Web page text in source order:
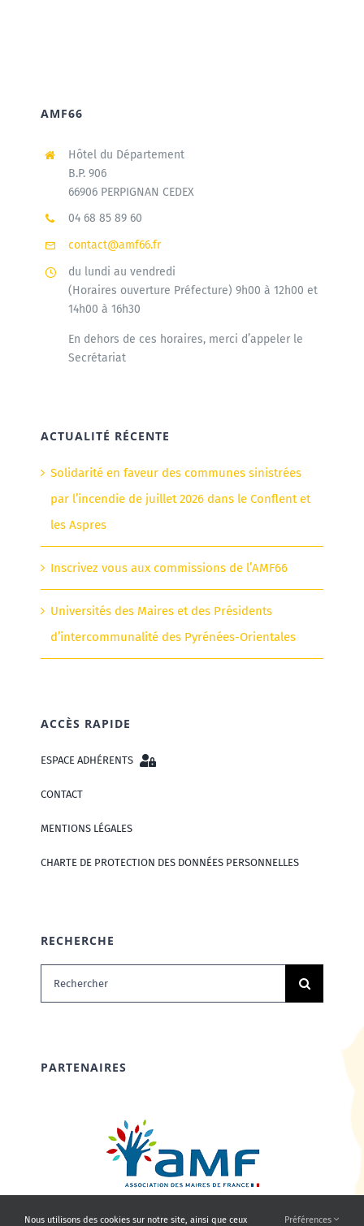
AMF66
Hôtel du Département
B.P. 906
66906 PERPIGNAN CEDEX
04 68 85 89 60
contact@amf66.fr
du lundi au vendredi
(Horaires ouverture Préfecture) 9h00 à 12h00 et
14h00 à 16h30
En dehors de ces horaires, merci d’appeler le
Secrétariat
ACTUALITÉ RÉCENTE
Solidarité en faveur des communes sinistrées
par l’incendie de juillet 2026 dans le Conflent et
les Aspres
Inscrivez vous aux commissions de l’AMF66
Universités des Maires et des Présidents
d’intercommunalité des Pyrénées-Orientales
ACCÈS RAPIDE
ESPACE ADHÉRENTS
CONTACT
MENTIONS LÉGALES
CHARTE DE PROTECTION DES DONNÉES PERSONNELLES
RECHERCHE
Rechercher:
PARTENAIRES
Nous utilisons des cookies sur notre site, ainsi que ceux Préférences